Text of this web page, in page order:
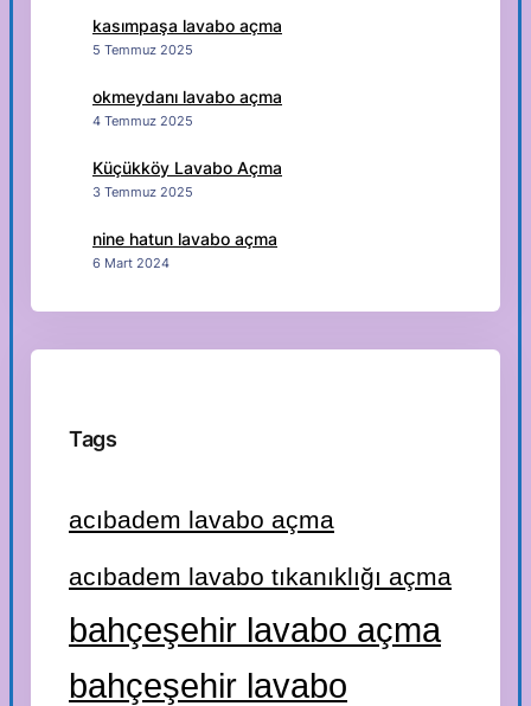
kasımpaşa lavabo açma
5 Temmuz 2025
okmeydanı lavabo açma
4 Temmuz 2025
Küçükköy Lavabo Açma
3 Temmuz 2025
nine hatun lavabo açma
6 Mart 2024
Tags
acıbadem lavabo açma
acıbadem lavabo tıkanıklığı açma
bahçeşehir lavabo açma
bahçeşehir lavabo